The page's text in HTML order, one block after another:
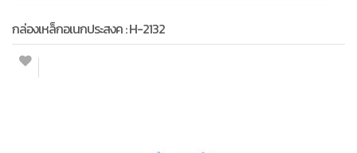
กล่องเหล็กอเนกประสงค : H-2132